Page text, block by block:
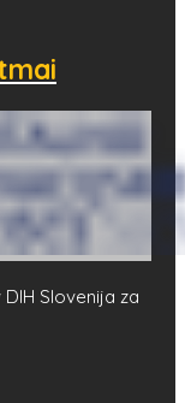
Slovenija za